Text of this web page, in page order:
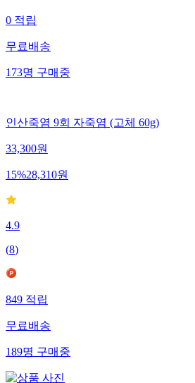
0적립
무료배송
173명구매중
인산죽염 9회 자죽염 (고체 60g)
33,300원
15%28,310원
4.9
(8)
849적립
무료배송
189명구매중